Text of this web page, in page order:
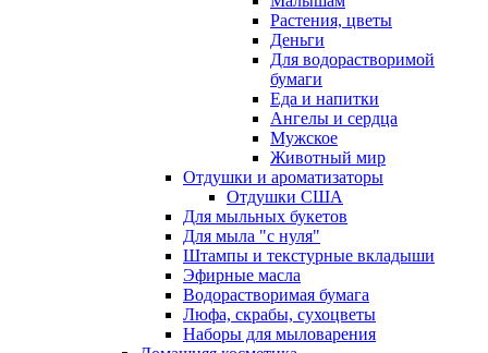
Растения, цветы
Деньги
Для водорастворимой
бумаги
Еда и напитки
Ангелы и сердца
Мужское
Животный мир
Отдушки и ароматизаторы
Отдушки США
Для мыльных букетов
Для мыла "с нуля"
Штампы и текстурные вкладыши
Эфирные масла
Водорастворимая бумага
Люфа, скрабы, сухоцветы
Наборы для мыловарения